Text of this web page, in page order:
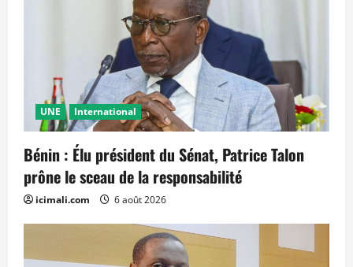
UNE International
Bénin : Élu président du Sénat, Patrice Talon
prône le sceau de la responsabilité
icimali.com 6 août 2026